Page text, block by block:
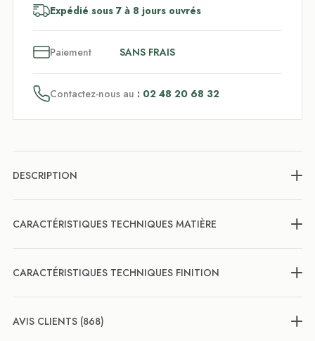
Expédié sous 7 à 8 jours ouvrés
Paiement SANS FRAIS
Contactez-nous au : 02 48 20 68 32
DESCRIPTION
CARACTÉRISTIQUES TECHNIQUES MATIÈRE
CARACTÉRISTIQUES TECHNIQUES FINITION
AVIS CLIENTS (868)